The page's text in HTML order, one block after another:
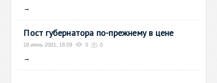
→
Пост губернатора по-прежнему в цене
18 июнь 2001, 18:09 0 0
→